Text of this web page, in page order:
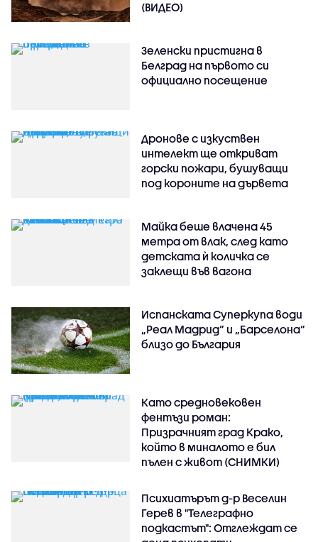
(ВИДЕО)
Зеленски пристигна в
Белград на първото си
официално посещение
Дронове с изкуствен
интелект ще откриват
горски пожари, бушуващи
под короните на дървета
Майка беше влачена 45
метра от влак, след като
детската ѝ количка се
заклещи във вагона
Испанската Суперкупа води
„Реал Мадрид“ и „Барселона“
близо до България
Като средновековен
фентъзи роман:
Призрачният град Крако,
който в миналото е бил
пълен с живот (СНИМКИ)
Психиатърът д-р Веселин
Герев в "Телеграфно
подкастът": Отглеждат се